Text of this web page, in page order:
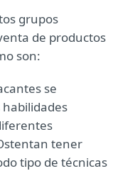
grupos
de productos
son:
se
tener
tipo de técnicas